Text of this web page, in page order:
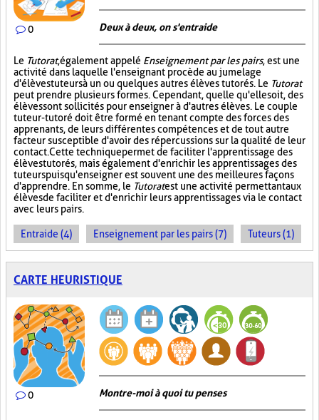
0 Deux à deux, on s'entraide
Le Tutorat, également appelé Enseignement par les pairs, est une
activité dans laquelle l'enseignant procède au jumelage
d'élèves tuteurs à un ou quelques autres élèves tutorés. Le Tutorat
peut prendre plusieurs formes. Cependant, quelle qu'elle soit, des
élèves sont sollicités pour enseigner à d'autres élèves. Le couple
tuteur-tutoré doit être formé en tenant compte des forces des
apprenants, de leurs différentes compétences et de tout autre
facteur susceptible d'avoir des répercussions sur la qualité de leur
contact. Cette technique permet de faciliter l'apprentissage des
élèves tutorés, mais également d'enrichir les apprentissages des
tuteurs puisqu'enseigner est souvent une des meilleures façons
d'apprendre. En somme, le Tutoratest une activité permettant aux
élèves de faciliter et d'enrichir leurs apprentissages via le contact
avec leurs pairs.
Entraide (4) Enseignement par les pairs (7) Tuteurs (1)
CARTE HEURISTIQUE
0 Montre-moi à quoi tu penses